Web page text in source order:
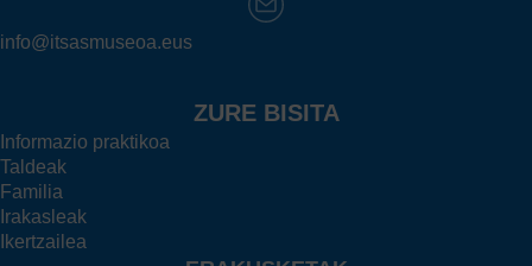
info@itsasmuseoa.eus
ZURE BISITA
Informazio praktikoa
Taldeak
Familia
Irakasleak
Ikertzailea